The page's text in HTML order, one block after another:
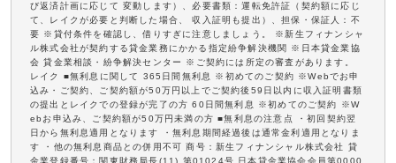
び返済計画に応じて 変動します）、必要書類：運転免許証（契約額に応じ
て、レイクが必要と判断した場合、 収入証明も提出）、担保・保証人：不
要 ※貸付条件を確認し、借りすぎに注意しましょう。 ※新生フィナンシャ
ル株式会社が契約する貸金業務にかかる指定紛争解決機関 ※日本貸金業協
会 貸金業相談・紛争解決センター ※ご契約には所定の審査があります。
レイク ■無利息に関して 365日間無利息 ※初めてのご契約 ※Webでお申
込み・ご契約、ご契約額が50万円以上でご契約後59日以内に収入証明書類
の提出とレイクでの登録が完了の方 60日間無利息 ※初めてのご契約 ※W
ebお申込み、ご契約額が50万円未満の方 ■無利息の注意点 ・初回契約翌
日から無利息適用となります ・無利息期間経過後は通常金利適用となりま
す ・他の無利息商品との併用不可 商号：新生フィナンシャル株式会社 貸
金業登録番号：関東財務局長(11) 第01024号 日本貸金業協会会員第0000